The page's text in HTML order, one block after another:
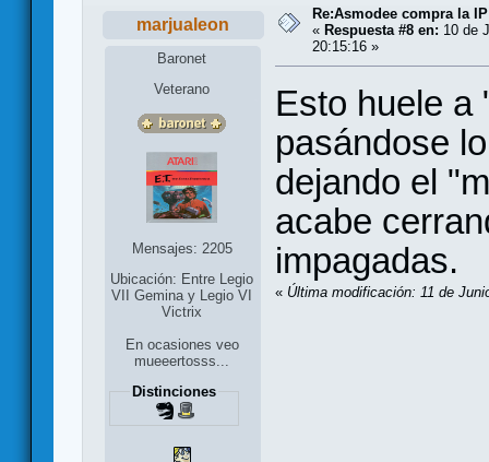
marjualeon
Baronet
Veterano
Mensajes: 2205
Ubicación: Entre Legio
VII Gemina y Legio VI
Victrix
En ocasiones veo
mueeertosss...
Distinciones
Re:Asmodee compra la
« Respuesta #8 en: 10 de
20:15:16 »
Esto huele a
pasándose
dejando el
acabe
impagadas.
« Última modificación: 11 de